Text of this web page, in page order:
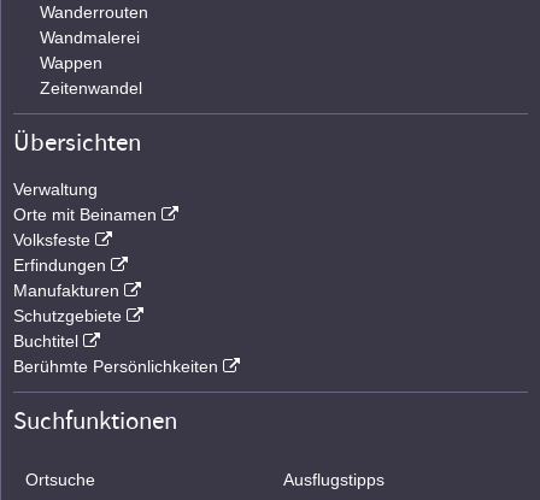
Wanderrouten
Wandmalerei
Wappen
Zeitenwandel
Übersichten
Verwaltung
Orte mit Beinamen
Volksfeste
Erfindungen
Manufakturen
Schutzgebiete
Buchtitel
Berühmte Persönlichkeiten
Suchfunktionen
Ortsuche Ausflugstipps